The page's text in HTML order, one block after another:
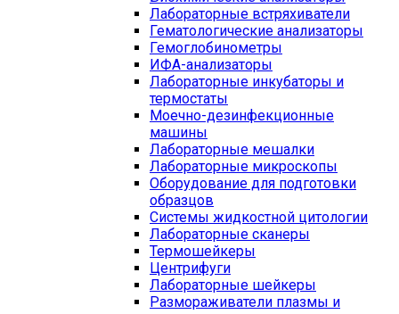
Лабораторные встряхиватели
Гематологические анализаторы
Гемоглобинометры
ИФА-анализаторы
Лабораторные инкубаторы и
термостаты
Моечно-дезинфекционные
машины
Лабораторные мешалки
Лабораторные микроскопы
Оборудование для подготовки
образцов
Системы жидкостной цитологии
Лабораторные сканеры
Термошейкеры
Центрифуги
Лабораторные шейкеры
Размораживатели плазмы и